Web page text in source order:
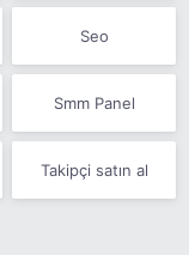
Seo
Smm Panel
Takipçi satın al